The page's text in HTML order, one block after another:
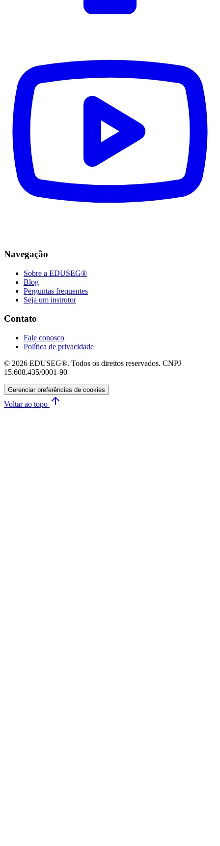
Navegação
Sobre a EDUSEG®
Blog
Perguntas frequentes
Seja um instrutor
Contato
Fale conosco
Política de privacidade
© 2026 EDUSEG®. Todos os direitos reservados. CNPJ
15.608.435/0001-90
Gerenciar preferências de cookies
Voltar ao topo